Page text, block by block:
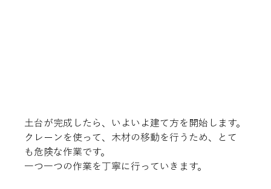
土台が完成したら、いよいよ建て方を開始します。
クレーンを使って、木材の移動を行うため、とて
も危険な作業です。
一つ一つの作業を丁寧に行っていきます。